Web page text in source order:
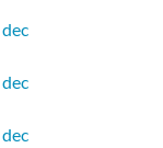
dec
dec
dec